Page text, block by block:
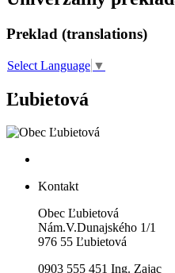
Preklad (translations)
Select Language ▼
Ľubietová
Kontakt
Obec Ľubietová
Nám.V.Dunajského 1/1
976 55 Ľubietová
0903 555 451 Ing. Zajac